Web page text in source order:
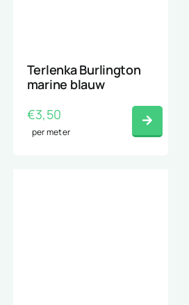
Terlenka Burlington
marine blauw
€3,50
per meter